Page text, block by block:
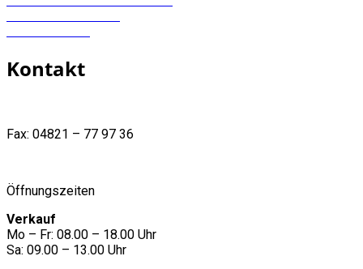
Kontakt
Fax: 04821 – 77 97 36
Öffnungszeiten
Verkauf
Mo – Fr: 08.00 – 18.00 Uhr
Sa: 09.00 – 13.00 Uhr